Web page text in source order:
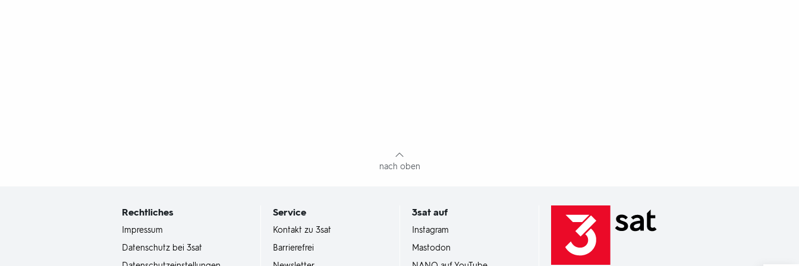
nach oben
Rechtliches
Impressum
Datenschutz bei 3sat
Service
Kontakt zu 3sat
Barrierefrei
3sat auf
Instagram
Mastodon